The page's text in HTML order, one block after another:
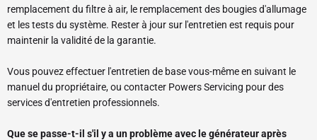
remplacement du filtre à air, le remplacement des bougies d'allumage
et les tests du système. Rester à jour sur l'entretien est requis pour
maintenir la validité de la garantie.
Vous pouvez effectuer l'entretien de base vous-même en suivant le
manuel du propriétaire, ou contacter Powers Servicing pour des
services d'entretien professionnels.
Que se passe-t-il s'il y a un problème avec le générateur après